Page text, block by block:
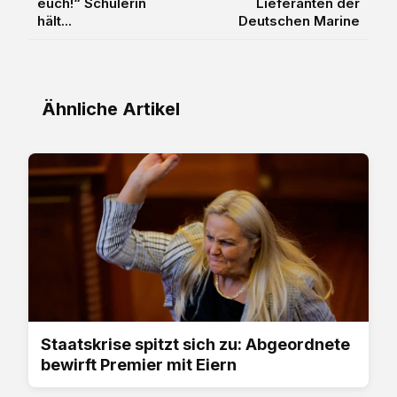
hält...
Deutschen Marine
Ähnliche Artikel
Staatskrise spitzt sich zu: Abgeordnete
bewirft Premier mit Eiern